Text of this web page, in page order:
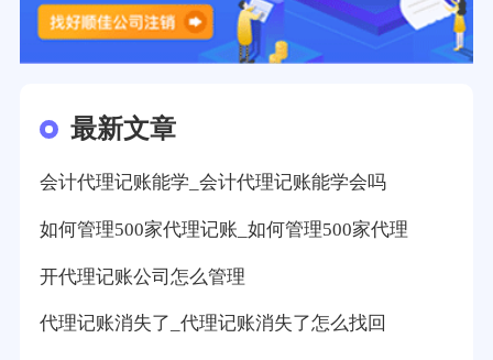
最新文章
会计代理记账能学_会计代理记账能学会吗
如何管理500家代理记账_如何管理500家代理
开代理记账公司怎么管理
代理记账消失了_代理记账消失了怎么找回